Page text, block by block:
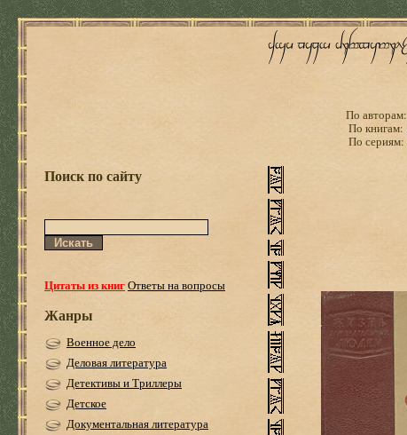
По авторам:
По книгам:
По сериям:
Поиск по сайту
Цитаты из книгОтветы на вопросы
Жанры
Военное дело
Деловая литература
Детективы и Триллеры
Детское
Документальная литература